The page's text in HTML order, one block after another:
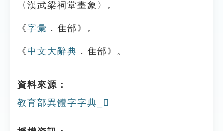
〈漢武梁祠堂畫象〉。
《字彙 ．隹部》。
《 中文大辭典 ．隹部》。
資料來源：
教育部異體字字典_𩀌